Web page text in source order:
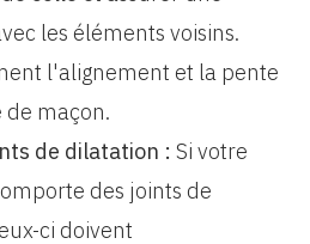
les éléments voisins.
l'alignement et la pente
de maçon.
de dilatation : Si votre
des joints de
ci doivent